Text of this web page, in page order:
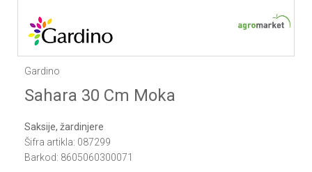
Gardino
Sahara 30 Cm Moka
Saksije, žardinjere
Šifra artikla: 087299
Barkod: 8605060300071